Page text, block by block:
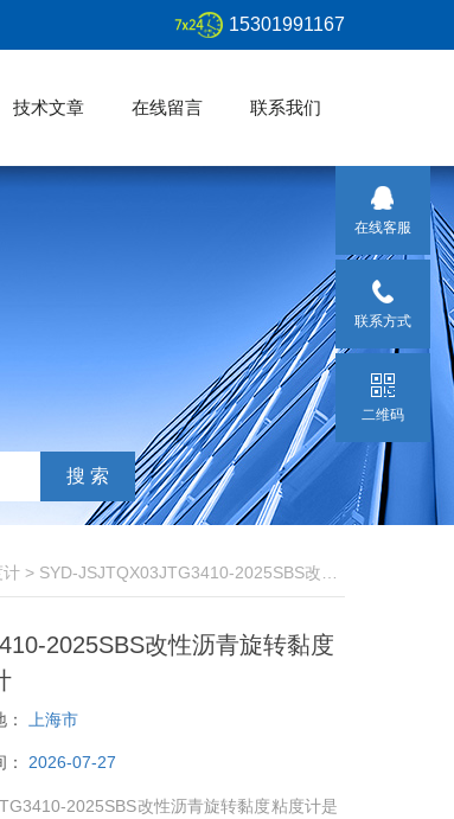
15301991167
技术文章 在线留言 联系我们
计 > SYD-JSJTQX03JTG3410-2025SBS改性沥青旋转黏度粘度计
2025SBS改性沥青旋转黏度
上海市
2026-07-27
2025SBS改性沥青旋转黏度粘度计是
在线客服
联系方式
二维码